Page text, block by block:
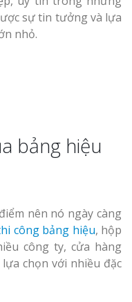
sự tin tưởng và lựa
nhỏ.
bảng hiệu
nên nó ngày càng
công bảng hiệu, hộp
công ty, cửa hàng
chọn với nhiều đặc
Thi công
Làm biển